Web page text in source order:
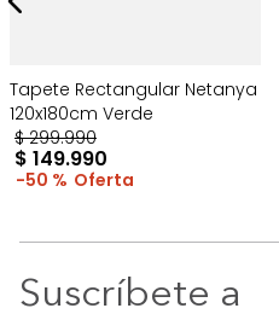
Tapete Rectangular Netanya
120x180cm Verde
$ 299.990
$ 149.990
50 %
Suscríbete a